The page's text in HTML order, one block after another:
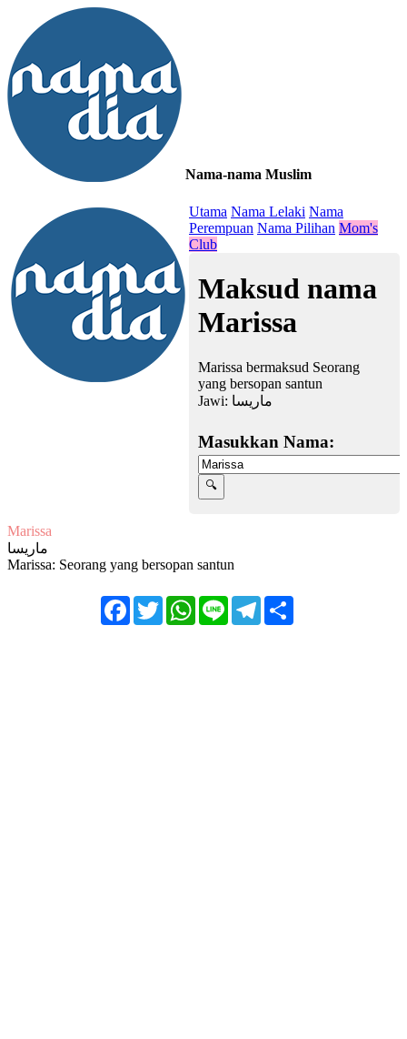
Nama-nama Muslim
Utama Nama Lelaki Nama
Perempuan Nama Pilihan Mom's
Club
Maksud nama
Marissa
Marissa bermaksud Seorang
yang bersopan santun
Jawi: ماريسا
Masukkan Nama:
Marissa
ماريسا
Marissa: Seorang yang bersopan santun
FacebookTwitterWhatsApp
Line Telegram